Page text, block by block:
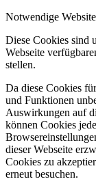
Notwendige
Diese Cookies sind
Webseite
stellen.
Da diese Cookies
und Funktionen
Auswirkungen auf
können Cookies
dieser Webseite
Cookies zu
erneut besuchen.